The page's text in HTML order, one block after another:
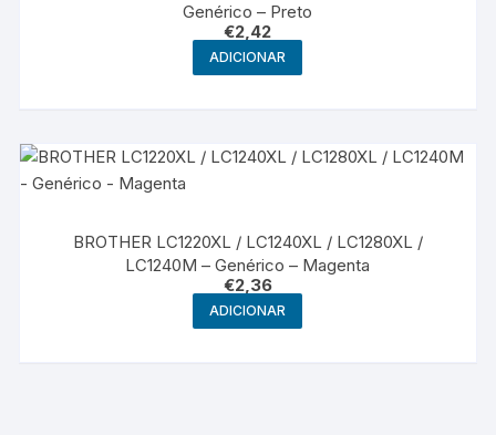
Genérico – Preto
€2,42
ADICIONAR
BROTHER LC1220XL / LC1240XL / LC1280XL /
LC1240M – Genérico – Magenta
€2,36
ADICIONAR